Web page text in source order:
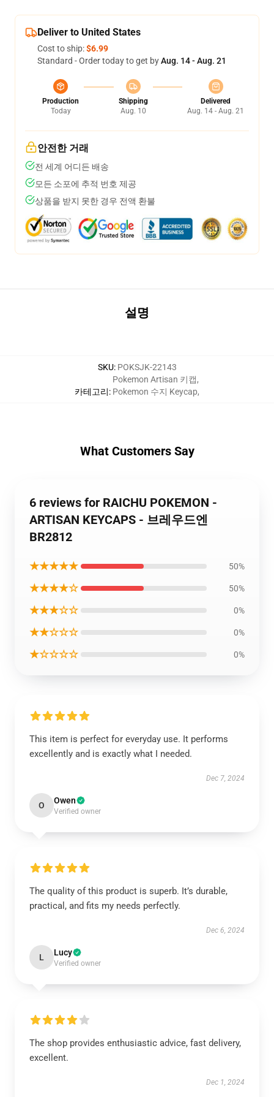
Deliver to United States
Cost to ship:$6.99
Standard - Order today to get byAug. 14 - Aug. 21
Production
Today
Shipping
Aug. 10
Delivered
Aug. 14 - Aug. 21
안전한 거래
전 세계 어디든 배송
모든 소포에 추적 번호 제공
상품을 받지 못한 경우 전액 환불
설명
SKU: POKSJK-22143
카테고리:
Pokemon Artisan 키캡,
Pokemon 수지 Keycap,
What Customers Say
6 reviews for RAICHU POKEMON -
ARTISAN KEYCAPS - 브레우드엔
BR2812
★★★★★ 50%
★★★★☆ 50%
★★★☆☆ 0%
★★☆☆☆ 0%
★☆☆☆☆ 0%
This item is perfect for everyday use. It performs
excellently and is exactly what I needed.
Dec 7, 2024
O Owen
Verified owner
The quality of this product is superb. It’s durable,
practical, and fits my needs perfectly.
Dec 6, 2024
L Lucy
Verified owner
The shop provides enthusiastic advice, fast delivery,
excellent.
Dec 1, 2024